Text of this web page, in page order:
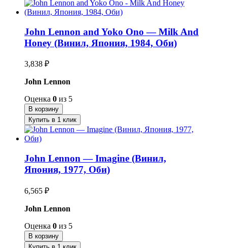
John Lennon and Yoko Ono — Milk And
Honey (Винил, Япония, 1984, Оби)
3,838 ₽
John Lennon
Оценка 0 из 5
В корзину
Купить в 1 клик
John Lennon — Imagine (Винил,
Япония, 1977, Оби)
6,565 ₽
John Lennon
Оценка 0 из 5
В корзину